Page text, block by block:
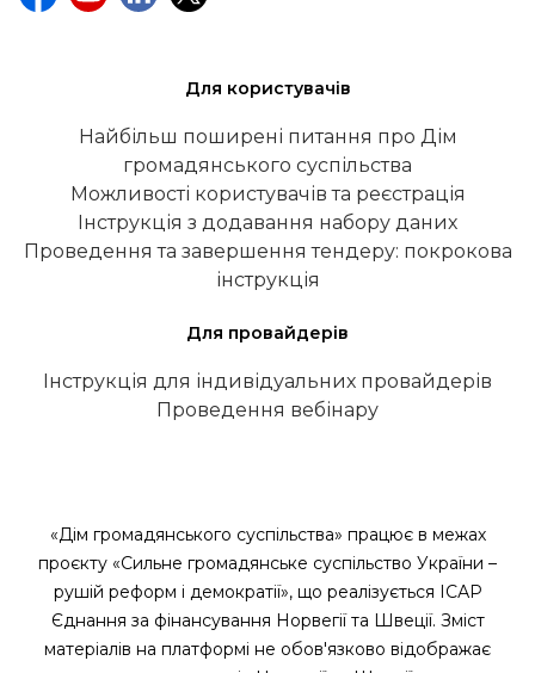
Для користувачів
Найбільш поширені питання про Дім
громадянського суспільства
Можливості користувачів та реєстрація
Інструкція з додавання набору даних
Проведення та завершення тендеру: покрокова
інструкція
Для провайдерів
Інструкція для індивідуальних провайдерів
Проведення вебінару
«Дім громадянського суспільства» працює в межах
проєкту «Сильне громадянське суспільство України –
рушій реформ і демократії», що реалізується ІСАР
Єднання за фінансування Норвегії та Швеції. Зміст
матеріалів на платформі не обов'язково відображає